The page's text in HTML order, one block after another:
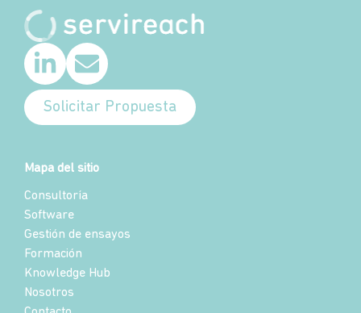
Solicitar Propuesta
Mapa del sitio
Consultoría
Software
Gestión de ensayos
Formación
Knowledge Hub
Nosotros